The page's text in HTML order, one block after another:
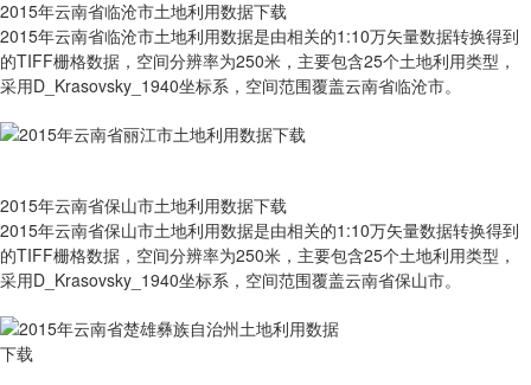
2015年云南省临沧市土地利用数据下载
2015年云南省临沧市土地利用数据是由相关的1:10万矢量数据转换得到
的TIFF栅格数据，空间分辨率为250米，主要包含25个土地利用类型，
采用D_Krasovsky_1940坐标系，空间范围覆盖云南省临沧市。
2015年云南省保山市土地利用数据下载
2015年云南省保山市土地利用数据是由相关的1:10万矢量数据转换得到
的TIFF栅格数据，空间分辨率为250米，主要包含25个土地利用类型，
采用D_Krasovsky_1940坐标系，空间范围覆盖云南省保山市。